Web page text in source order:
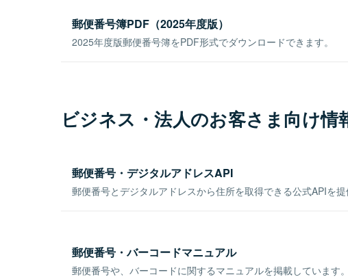
郵便番号簿PDF（2025年度版）
2025年度版郵便番号簿をPDF形式でダウンロードできます。
ビジネス・法人のお客さま向け情
郵便番号・デジタルアドレスAPI
郵便番号とデジタルアドレスから住所を取得できる公式APIを提
郵便番号・バーコードマニュアル
郵便番号や、バーコードに関するマニュアルを掲載しています。